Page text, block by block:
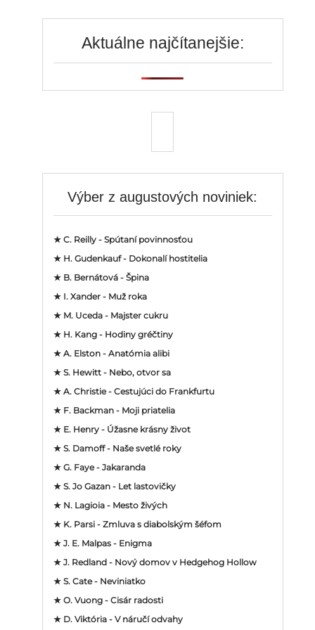
Aktuálne najčítanejšie:
Výber z augustových noviniek:
★ C. Reilly - Spútaní povinnosťou
★ H. Gudenkauf - Dokonalí hostitelia
★ B. Bernátová - Špina
★ I. Xander - Muž roka
★ M. Uceda - Majster cukru
★ H. Kang - Hodiny gréčtiny
★ A. Elston - Anatómia alibi
★ S. Hewitt - Nebo, otvor sa
★ A. Christie - Cestujúci do Frankfurtu
★ F. Backman - Moji priatelia
★ E. Henry - Úžasne krásny život
★ S. Damoff - Naše svetlé roky
★ G. Faye - Jakaranda
★ S. Jo Gazan - Let lastovičky
★ N. Lagioia - Mesto živých
★ K. Parsi - Zmluva s diabolským šéfom
★ J. E. Malpas - Enigma
★ J. Redland - Nový domov v Hedgehog Hollow
★ S. Cate - Neviniatko
★ O. Vuong - Cisár radosti
★ D. Viktória - V náručí odvahy